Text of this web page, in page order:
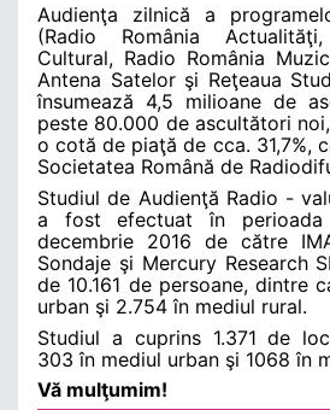
Audienţa zilnică a
(Radio România
Cultural, Radio România
Antena Satelor şi Reţeaua
însumează 4,5 milioane de
peste 80.000 de ascultători
o cotă de piaţă de cca. 31,7%,
Societatea Română de
Studiul de Audienţă Radio -
a fost efectuat în
decembrie 2016 de către
Sondaje şi Mercury Research
de 10.161 de persoane, dintre
urban şi 2.754 în mediul rural.
Studiul a cuprins 1.371 de
303 în mediul urban şi 1068 în
Vă mulţumim!